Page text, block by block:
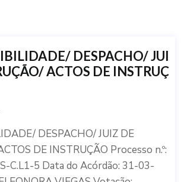
DESPACHO/ JUI
ACTOS DE INSTRUÇ
DESPACHO/ JUIZ DE
DE INSTRUÇÃO Processo n.º:
C.L1-5 Data do Acórdão: 31-03-